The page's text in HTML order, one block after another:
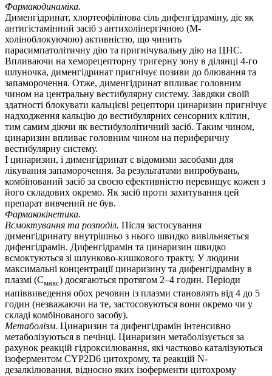
Фармакодинаміка.
Дименгідринат, хлортеофілінова сіль дифенгідраміну, діє як
антигістамінний засіб з антихолінергічною (M-
холіноблокуючою) активністю, що чинить
парасимпатолітичну дію та пригнічувальну дію на ЦНС.
Впливаючи на хеморецепторну тригерну зону в ділянці 4-го
шлуночка, дименгідринат пригнічує позиви до блювання та
запаморочення. Отже, дименгідринат впливає головним
чином на центральну вестибулярну систему. Завдяки своїй
здатності блокувати кальцієві рецептори цинаризин пригнічує
надходження кальцію до вестибулярних сенсорних клітин,
тим самим діючи як вестибулолітичний засіб. Таким чином,
цинаризин впливає головним чином на периферичну
вестибулярну систему.
І цинаризин, і дименгідринат є відомими засобами для
лікування запаморочення. За результатами випробувань,
комбінований засіб за своєю ефективністю перевищує кожен з
його складових окремо. Як засіб проти захитування цей
препарат вивчений не був.
Фармакокінетика.
Всмоктування та розподіл. Після застосування
дименгідринату внутрішньо з нього швидко вивільняється
дифенгідрамін. Дифенгідрамін та цинаризин швидко
всмоктуються зі шлунково-кишкового тракту. У людини
максимальні концентрації цинаризину та дифенгідраміну в
плазмі (Cмакс) досягаються протягом 2–4 годин. Періоди
напіввиведення обох речовин із плазми становлять від 4 до 5
годин (незважаючи на те, застосовуються вони окремо чи у
складі комбінованого засобу).
Метаболізм. Цинаризин та дифенгідрамін інтенсивно
метаболізуються в печінці. Цинаризин метаболізується за
рахунок реакцій гідроксилювання, які частково каталізуються
ізоферментом CYP2D6 цитохрому, та реакцій N-
дезалкілювання, відносно яких ізоферменти цитохрому